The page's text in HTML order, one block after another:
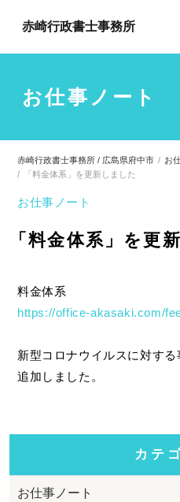
赤崎行政書士事務所
お仕事ノート
赤崎行政書士事務所 / 広島県府中市
お
「料金体系」を更新しました
お仕事ノート
「料金体系」を更
料金体系
https://office-akasaki.com/
新型コロナウイルスに対す
追加しました。
カテ
お仕事ノート